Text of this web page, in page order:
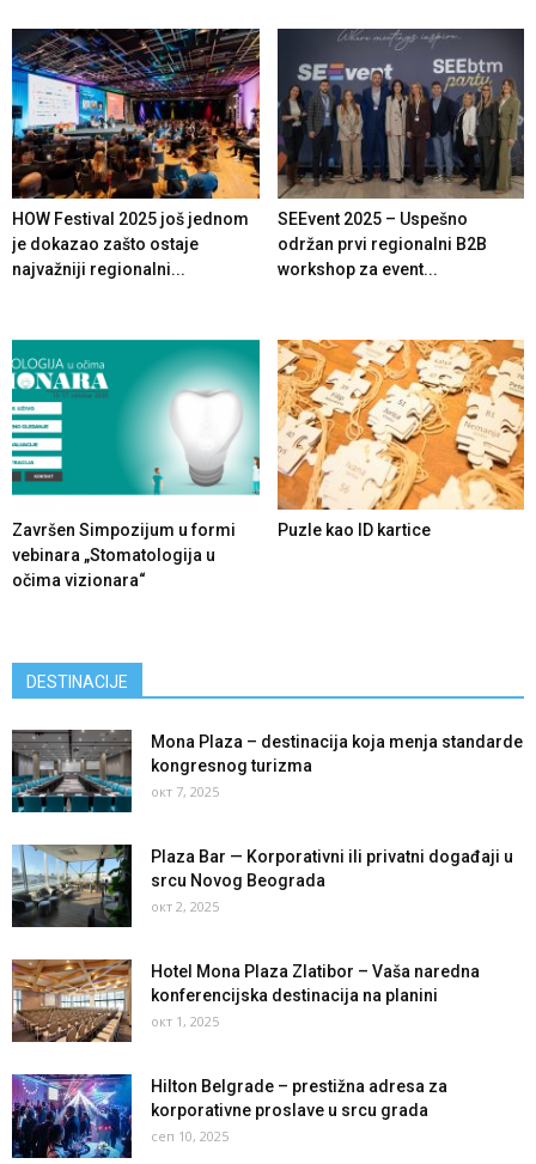
HOW Festival 2025 još jednom
je dokazao zašto ostaje
najvažniji regionalni...
SEEvent 2025 – Uspešno
održan prvi regionalni B2B
workshop za event...
Završen Simpozijum u formi
vebinara „Stomatologija u
očima vizionara“
Puzle kao ID kartice
DESTINACIJE
Mona Plaza – destinacija koja menja standarde
kongresnog turizma
окт 7, 2025
Plaza Bar — Korporativni ili privatni događaji u
srcu Novog Beograda
окт 2, 2025
Hotel Mona Plaza Zlatibor – Vaša naredna
konferencijska destinacija na planini
окт 1, 2025
Hilton Belgrade – prestižna adresa za
korporativne proslave u srcu grada
сеп 10, 2025